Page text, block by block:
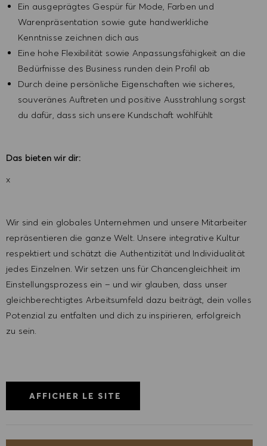
Ein ausgeprägtes Gespür für Mode, Farben und
Warenpräsentation sowie gute handwerkliche
Kenntnisse zeichnen dich aus
Eine hohe Flexibilität sowie Anpassungsfähigkeit an die
Bedürfnisse des Business runden dein Profil ab
Durch deine persönliche Eigenschaften wie sicheres,
souveränes Auftreten und positive Ausstrahlung sorgst
du dafür, dass sich unsere Kundschaft wohlfühlt
Das bieten wir dir:
x
Wir sind ein globales Unternehmen und unsere Mitarbeiter
repräsentieren die ganze Welt. Unsere integrative Kultur
respektiert und schätzt die Authentizität und Individualität
jedes Einzelnen. Wir setzen uns für Chancengleichheit im
Einstellungsprozess ein – und wir glauben, dass unser
gleichberechtigtes Arbeitsumfeld dazu beiträgt, dein volles
Potenzial zu entfalten und dich zu inspirieren, erfolgreich
zu sein.
AFFICHER LE SITE